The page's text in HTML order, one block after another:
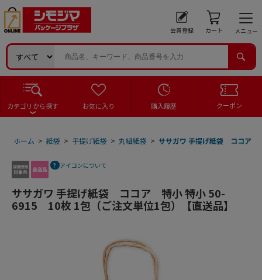
会員登録 カート メニュー
カテゴリから探す お気に入り 購入履歴 クーポン
ホーム > 紙袋 > 手提げ紙袋 > 丸紐紙袋 > ササガワ 手提げ紙袋 ココア
アイコンについて
ササガワ 手提げ紙袋 ココア 特小 特小 50-
6915 10枚 1包（ご注文単位1包）【直送品】